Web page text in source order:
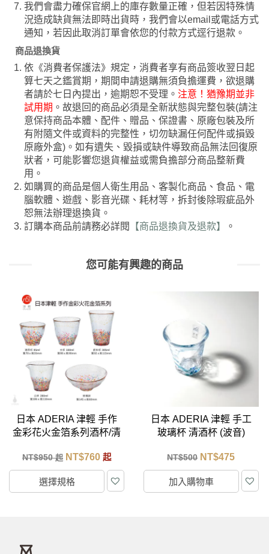
我們會盡力確保官網上的庫存數量正確，但若因特殊情
況造成缺貨無法即時出貨時，我們會以email或電話方式
通知，若因此取消訂單會依您的付款方式逕行退款。
商品退換貨
依《消費者保護法》規定，消費者享有商品簽收翌日起
算七天之鑑賞期，期間申請退購無須負擔運費，欲退購
者請於七日內提出，逾期恕不受理。 注意！猶豫期並非
試用期 。故退回的商品必須是全新狀態與完整包裝(請注
意保持商品本體、配件、贈品、保證書、原廠包裝及所
有附隨文件或資料的完整性，切勿缺漏任何配件或損毀
原廠外盒)。如有遺失、毀損或缺件導致商品無法回復原
狀者，可能影響您退貨權益或需負擔部分商品整新費
用。
如購買的商品是個人衛生用品、客製化商品、食品、電
腦軟體、遊戲、影音光碟、耗材等，拆封後除瑕疵品外
恕無法辦理退換貨。
訂購本商品前請務必詳閱
【商品退換貨及退款】 。
您可能有興趣的商品
日本 ADERIA 津輕 手作
金彩花火金箔系列酒杯/清
NT$950起 NT$760起
選擇規格
日本 ADERIA 津輕 手工
玻璃杯 清酒杯 (波音)
NT$500 NT$475
加入購物車